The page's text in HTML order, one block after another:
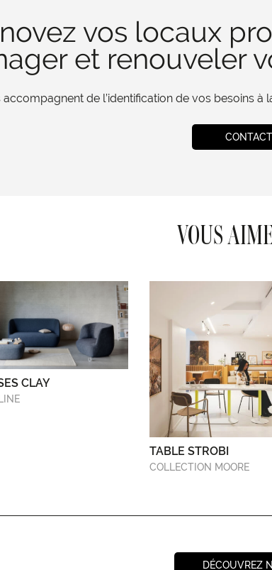
vos locaux
et renouveler
de l’identification de vos besoins
VOUS
CLAY
TABLE STROBI
COLLECTION MOORE
DÉCOUVREZ